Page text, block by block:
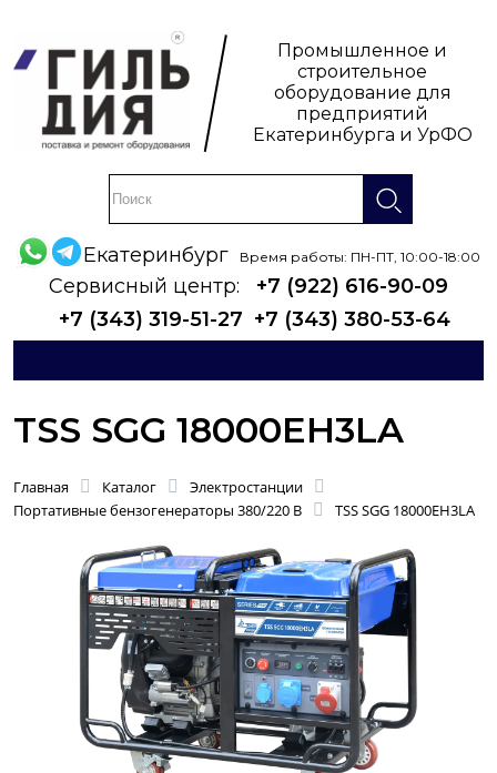
Промышленное и
строительное
оборудование для
предприятий
Екатеринбурга и УрФО
Екатеринбург Время работы: ПН-ПТ, 10:00-18:00
Сервисный центр:
+7 (922) 616-90-09
+7 (343) 319-51-27 +7 (343) 380-53-64
TSS SGG 18000EH3LA
Главная Каталог
Электростанции
Портативные бензогенераторы 380/220 В
TSS SGG 18000EH3LA